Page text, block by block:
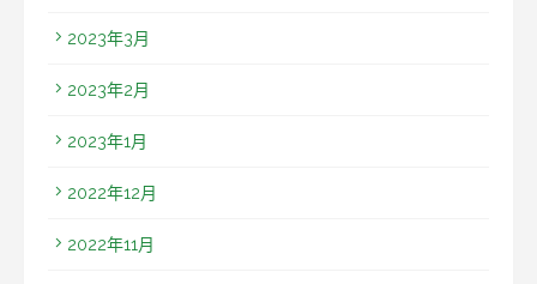
2023年3月
2023年2月
2023年1月
2022年12月
2022年11月